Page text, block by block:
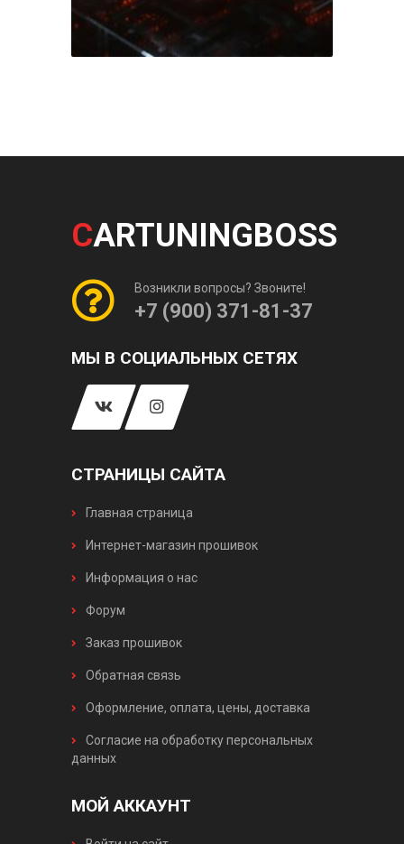
CARTUNINGBOSS
Возникли вопросы? Звоните!
+7 (900) 371-81-37
МЫ В СОЦИАЛЬНЫХ СЕТЯХ
СТРАНИЦЫ САЙТА
Главная страница
Интернет-магазин прошивок
Информация о нас
Форум
Заказ прошивок
Обратная связь
Оформление, оплата, цены, доставка
Согласие на обработку персональных
данных
МОЙ АККАУНТ